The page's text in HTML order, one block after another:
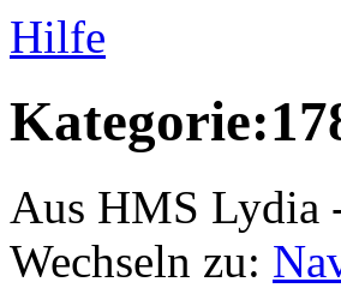
Hilfe
Aus HMS Lydia
Wechseln zu: